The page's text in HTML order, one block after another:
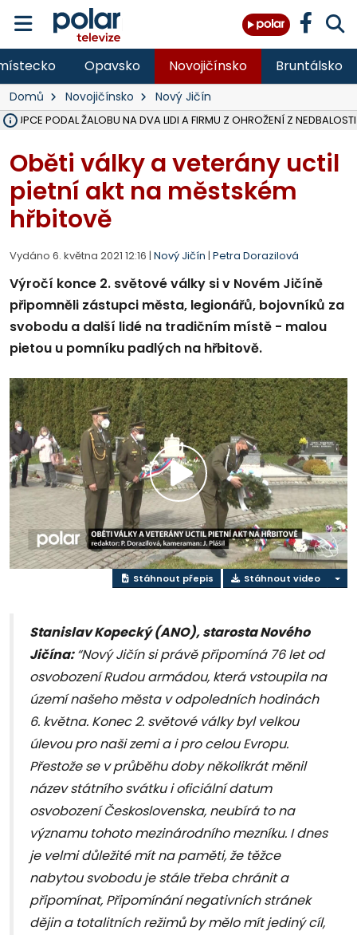
Opavsko Novojičínsko Bruntálsko
Domů Novojičínsko Nový Jičín
PODAL ŽALOBU NA DVA LIDI A FIRMU Z OHROŽENÍ Z NEDBALOSTI
Oběti války a veterány uctil
pietní akt na městském
hřbitově
Vydáno 6. května 2021 12:16 | Nový Jičín | Petra Dorazilová
Výročí konce 2. světové války si v Novém Jičíně
připomněli zástupci města, legionářů, bojovníků za
svobodu a další lidé na tradičním místě - malou
pietou u pomníku padlých na hřbitově.
Přehrát
video
Stáhnout přepis Stáhnout video
Stanislav Kopecký (ANO), starosta Nového
Jičína:“Nový Jičín si právě připomíná 76 let od
osvobození Rudou armádou, která vstoupila na
území našeho města v odpoledních hodinách
6. května. Konec 2. světové války byl velkou
úlevou pro naši zemi a i pro celou Evropu.
Přestože se v průběhu doby několikrát měnil
název státního svátku i oficiální datum
osvobození Československa, neubírá to na
významu tohoto mezinárodního mezníku. I dnes
je velmi důležité mít na paměti, že těžce
nabytou svobodu je stále třeba chránit a
připomínat, Připomínání negativních stránek
dějin a totalitních režimů by mělo mít jediný cíl,